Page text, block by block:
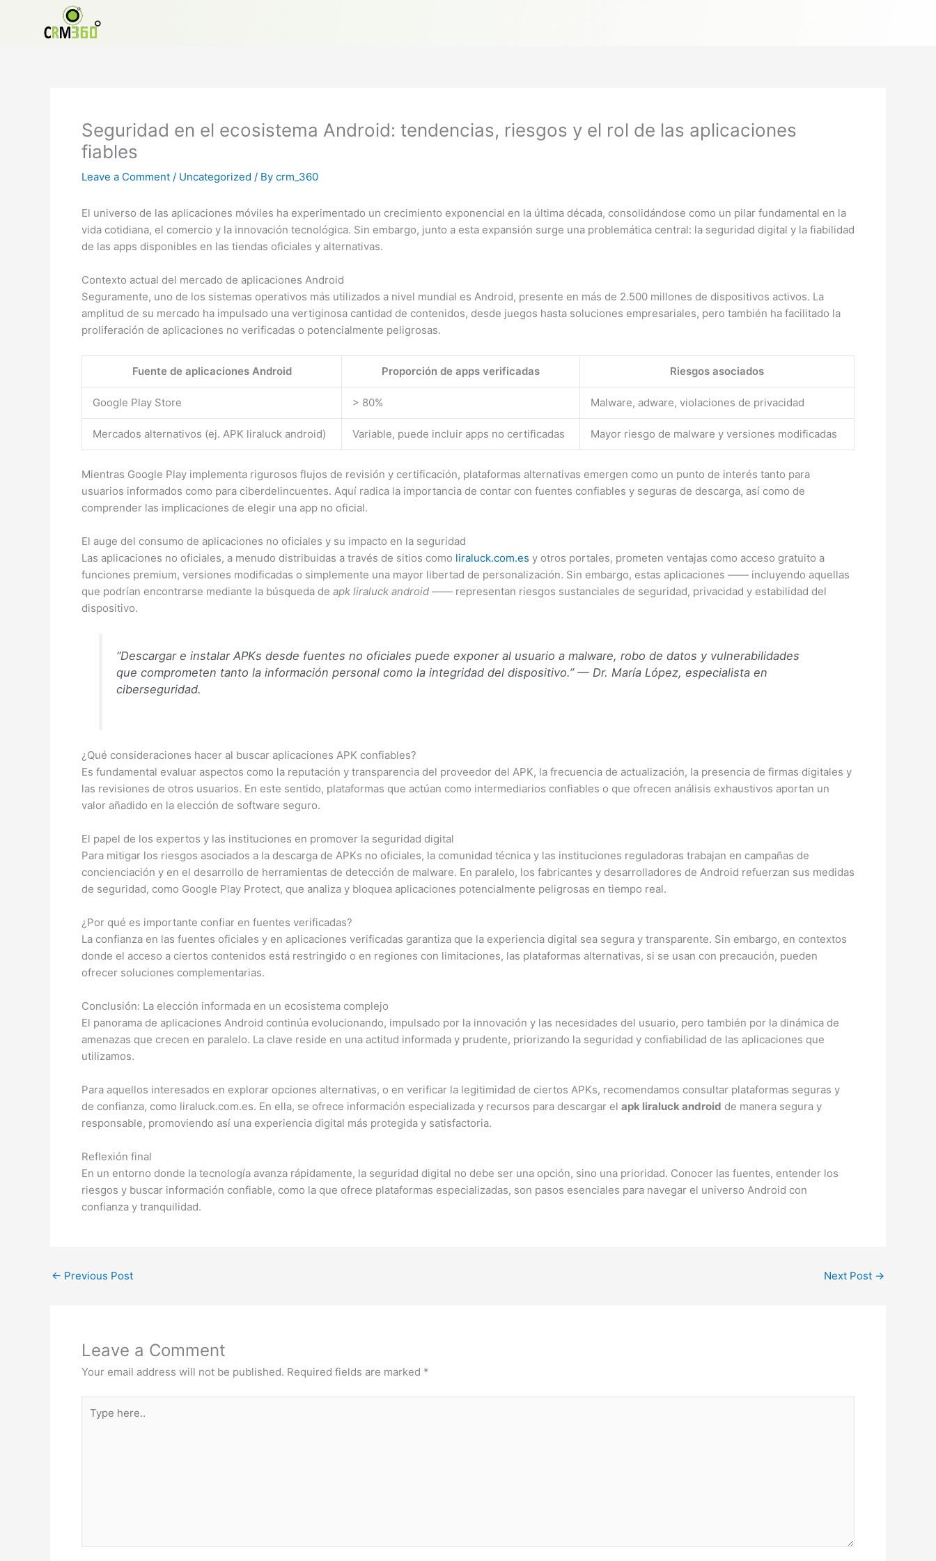
Seguridad en el ecosistema Android: tendencias, riesgos y el rol de las aplicaciones
fiables
Leave a Comment / Uncategorized / By crm_360
El universo de las aplicaciones móviles ha experimentado un crecimiento exponencial en la última década, consolidándose como un pilar fundamental en la
vida cotidiana, el comercio y la innovación tecnológica. Sin embargo, junto a esta expansión surge una problemática central: la seguridad digital y la fiabilidad
de las apps disponibles en las tiendas oficiales y alternativas.
Contexto actual del mercado de aplicaciones Android
Seguramente, uno de los sistemas operativos más utilizados a nivel mundial es Android, presente en más de 2.500 millones de dispositivos activos. La
amplitud de su mercado ha impulsado una vertiginosa cantidad de contenidos, desde juegos hasta soluciones empresariales, pero también ha facilitado la
proliferación de aplicaciones no verificadas o potencialmente peligrosas.
Fuente de aplicaciones Android Proporción de apps verificadas Riesgos asociados
Google Play Store > 80% Malware, adware, violaciones de privacidad
Mercados alternativos (ej. APK liraluck android) Variable, puede incluir apps no certificadas Mayor riesgo de malware y versiones modificadas
Mientras Google Play implementa rigurosos flujos de revisión y certificación, plataformas alternativas emergen como un punto de interés tanto para
usuarios informados como para ciberdelincuentes. Aquí radica la importancia de contar con fuentes confiables y seguras de descarga, así como de
comprender las implicaciones de elegir una app no oficial.
El auge del consumo de aplicaciones no oficiales y su impacto en la seguridad
Las aplicaciones no oficiales, a menudo distribuidas a través de sitios como liraluck.com.es y otros portales, prometen ventajas como acceso gratuito a
funciones premium, versiones modificadas o simplemente una mayor libertad de personalización. Sin embargo, estas aplicaciones —— incluyendo aquellas
que podrían encontrarse mediante la búsqueda de apk liraluck android —— representan riesgos sustanciales de seguridad, privacidad y estabilidad del
dispositivo.
“Descargar e instalar APKs desde fuentes no oficiales puede exponer al usuario a malware, robo de datos y vulnerabilidades
que comprometen tanto la información personal como la integridad del dispositivo.” — Dr. María López, especialista en
ciberseguridad.
¿Qué consideraciones hacer al buscar aplicaciones APK confiables?
Es fundamental evaluar aspectos como la reputación y transparencia del proveedor del APK, la frecuencia de actualización, la presencia de firmas digitales y
las revisiones de otros usuarios. En este sentido, plataformas que actúan como intermediarios confiables o que ofrecen análisis exhaustivos aportan un
valor añadido en la elección de software seguro.
El papel de los expertos y las instituciones en promover la seguridad digital
Para mitigar los riesgos asociados a la descarga de APKs no oficiales, la comunidad técnica y las instituciones reguladoras trabajan en campañas de
concienciación y en el desarrollo de herramientas de detección de malware. En paralelo, los fabricantes y desarrolladores de Android refuerzan sus medidas
de seguridad, como Google Play Protect, que analiza y bloquea aplicaciones potencialmente peligrosas en tiempo real.
¿Por qué es importante confiar en fuentes verificadas?
La confianza en las fuentes oficiales y en aplicaciones verificadas garantiza que la experiencia digital sea segura y transparente. Sin embargo, en contextos
donde el acceso a ciertos contenidos está restringido o en regiones con limitaciones, las plataformas alternativas, si se usan con precaución, pueden
ofrecer soluciones complementarias.
Conclusión: La elección informada en un ecosistema complejo
El panorama de aplicaciones Android continúa evolucionando, impulsado por la innovación y las necesidades del usuario, pero también por la dinámica de
amenazas que crecen en paralelo. La clave reside en una actitud informada y prudente, priorizando la seguridad y confiabilidad de las aplicaciones que
utilizamos.
Para aquellos interesados en explorar opciones alternativas, o en verificar la legitimidad de ciertos APKs, recomendamos consultar plataformas seguras y
de confianza, como liraluck.com.es. En ella, se ofrece información especializada y recursos para descargar el apk liraluck android de manera segura y
responsable, promoviendo así una experiencia digital más protegida y satisfactoria.
Reflexión final
En un entorno donde la tecnología avanza rápidamente, la seguridad digital no debe ser una opción, sino una prioridad. Conocer las fuentes, entender los
riesgos y buscar información confiable, como la que ofrece plataformas especializadas, son pasos esenciales para navegar el universo Android con
confianza y tranquilidad.
← Previous Post Next Post →
Leave a Comment
Your email address will not be published. Required fields are marked *
here..